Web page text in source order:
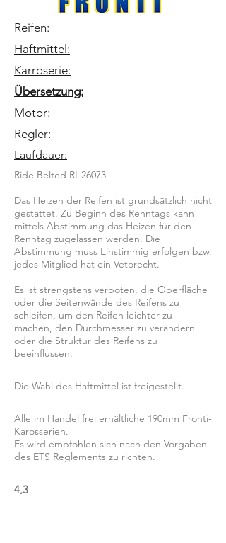
Reifen:
Haftmittel:
Karroserie:
Übersetzung:
Motor:
Regler:
Laufdauer:
Ride Belted RI-26073
Das Heizen der Reifen ist grundsätzlich nicht
gestattet. Zu Beginn des Renntags kann
mittels Abstimmung das Heizen für den
Renntag zugelassen werden. Die
Abstimmung muss Einstimmig erfolgen bzw.
jedes Mitglied hat ein Vetorecht.
Es ist strengstens verboten, die Oberfläche
oder die Seitenwände des Reifens zu
schleifen, um den Reifen leichter zu
machen, den Durchmesser zu verändern
oder die Struktur des Reifens zu
beeinflussen.
Die Wahl des Haftmittel ist freigestellt.
Alle im Handel frei erhältliche 190mm Fronti-
Karosserien.
Es wird empfohlen sich nach den Vorgaben
des ETS Reglements zu richten.
4,3